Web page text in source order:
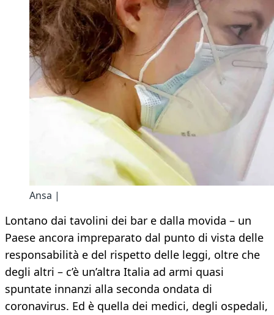
Ansa |
Lontano dai tavolini dei bar e dalla movida – un
Paese ancora impreparato dal punto di vista delle
responsabilità e del rispetto delle leggi, oltre che
degli altri – c’è un’altra Italia ad armi quasi
spuntate innanzi alla seconda ondata di
coronavirus. Ed è quella dei medici, degli ospedali,